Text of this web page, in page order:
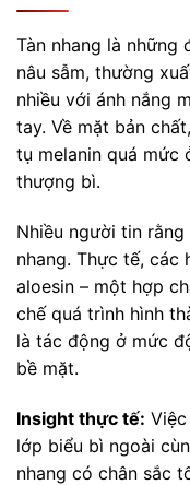
Tàn nhang là những
nâu sẫm, thường
nhiều với ánh nắng
tay. Về mặt bản
tụ melanin quá mức
thượng bì.
Nhiều người tin
nhang. Thực tế, các
aloesin – một hợp
chế quá trình hình
là tác động ở mức
bề mặt.
Insight thực tế:
lớp biểu bì ngoài
nhang có chân sắc